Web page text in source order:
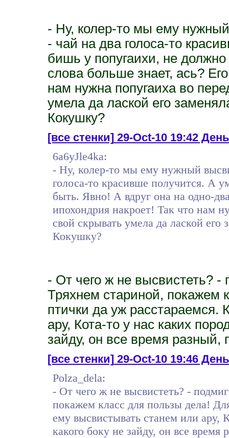
- Ну, колер-то мы ему
- чай на два голоса-то
бишь у попугаихи, не
слова больше знает, ась?
нам нужна попугаиха во
умела да лаской его
Кокушку?
[все стенки]29-Oct-10 19:42
6a6yJle4ka:
- Ну, колер-то мы ему нужный
голоса-то красивше получится. А
быть. Явно! А вдруг она на одно-
ипохондрия накроет! Так что нам
свой скрывать умела да лаской
Кокушку?
- От чего ж не высвистеть?
Тряхнем стариной, покажем
птички да уж расстараемся.
ару, Кота-то у нас каких
зайду, он все время разный,
[все стенки]29-Oct-10 19:46
Polza_dela:
- От чего ж не высвистеть? -
покажем класс для пользы дела!
ему высвистывать станем или ару,
какого боку не зайду, он все время